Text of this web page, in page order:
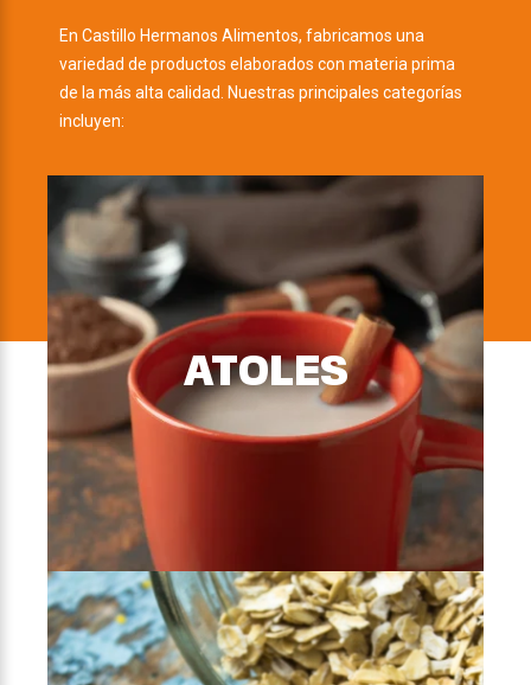
En Castillo Hermanos Alimentos, fabricamos una
variedad de productos elaborados con materia prima
de la más alta calidad. Nuestras principales categorías
incluyen:
ATOLES